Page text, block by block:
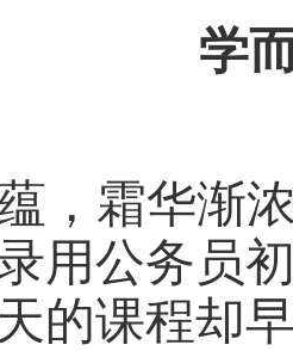
学
，霜华渐
用公务员
的课程却